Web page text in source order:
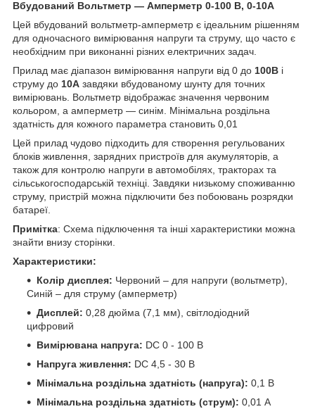
Вбудований Вольтметр — Амперметр 0-100 В, 0-10А
Цей вбудований вольтметр-амперметр є ідеальним рішенням
для одночасного вимірювання напруги та струму, що часто є
необхідним при виконанні різних електричних задач.
Прилад має діапазон вимірювання напруги від 0 до 100В і
струму до 10А завдяки вбудованому шунту для точних
вимірювань. Вольтметр відображає значення червоним
кольором, а амперметр — синім. Мінімальна роздільна
здатність для кожного параметра становить 0,01
Цей прилад чудово підходить для створення регульованих
блоків живлення, зарядних пристроїв для акумуляторів, а
також для контролю напруги в автомобілях, тракторах та
сільськогосподарській техніці. Завдяки низькому споживанню
струму, пристрій можна підключити без побоювань розрядки
батареї.
Примітка: Схема підключення та інші характеристики можна
знайти внизу сторінки.
Характеристики:
Колір дисплея: Червоний – для напруги (вольтметр),
Синій – для струму (амперметр)
Дисплей: 0,28 дюйма (7,1 мм), світлодіодний
цифровий
Вимірювана напруга: DC 0 - 100 В
Напруга живлення: DC 4,5 - 30 В
Мінімальна роздільна здатність (напруга): 0,1 В
Мінімальна роздільна здатність (струм): 0,01 A